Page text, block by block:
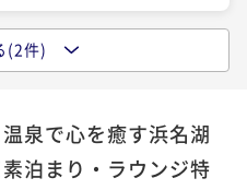
イン【レイクビューラウ
ト即利用で 最大5％OFF
【1階ラウンジアクセス
ト即利用で
最大5％OFF
【1階ラウンジアクセス
ト即利用で
最大5％OFF
(2件)
泉で心を癒す浜名湖
泊まり・ラウンジ特